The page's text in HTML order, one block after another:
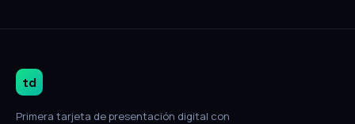
td
Primera tarjeta de presentación digital con